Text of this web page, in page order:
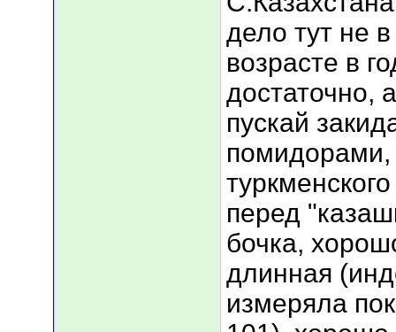
дело тут не
возрасте в
достаточно,
пускай
перед
бочка,
длинная
измеряла